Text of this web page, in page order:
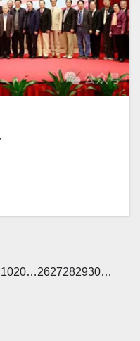
1020…2627282930…